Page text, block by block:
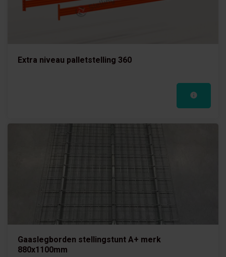
Extra niveau palletstelling 360
Gaaslegborden stellingstunt A+ merk
880x1100mm